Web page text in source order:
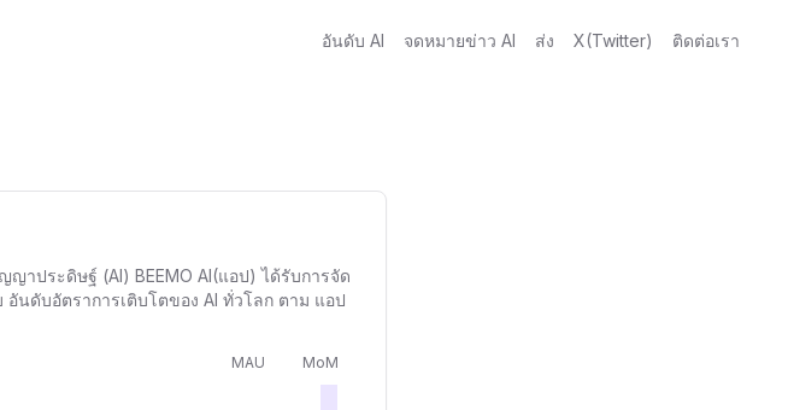
อันดับ AI จดหมายข่าว AI ส่ง X(Twitter) ติดต่อเรา
าประดิษฐ์ (AI) BEEMO AI(แอป) ได้รับการจัด
นดับอัตราการเติบโตของ AI ทั่วโลก ตาม แอป
MAU MoM